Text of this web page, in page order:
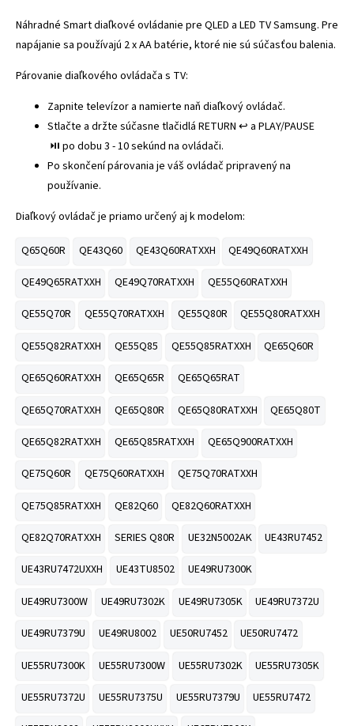
Náhradné Smart diaľkové ovládanie pre QLED a LED TV Samsung. Pre
napájanie sa používajú 2 x AA batérie, ktoré nie sú súčasťou balenia.
Párovanie diaľkového ovládača s TV:
Zapnite televízor a namierte naň diaľkový ovládač.
Stlačte a držte súčasne tlačidlá RETURN ↩️ a PLAY/PAUSE
⏯️ po dobu 3 - 10 sekúnd na ovládači.
Po skončení párovania je váš ovládač pripravený na
používanie.
Diaľkový ovládač je priamo určený aj k modelom:
Q65Q60R QE43Q60 QE43Q60RATXXH QE49Q60RATXXH
QE49Q65RATXXH QE49Q70RATXXH QE55Q60RATXXH
QE55Q70R QE55Q70RATXXH QE55Q80R QE55Q80RATXXH
QE55Q82RATXXH QE55Q85 QE55Q85RATXXH QE65Q60R
QE65Q60RATXXH QE65Q65R QE65Q65RAT
QE65Q70RATXXH QE65Q80R QE65Q80RATXXH QE65Q80T
QE65Q82RATXXH QE65Q85RATXXH QE65Q900RATXXH
QE75Q60R QE75Q60RATXXH QE75Q70RATXXH
QE75Q85RATXXH QE82Q60 QE82Q60RATXXH
QE82Q70RATXXH SERIES Q80R UE32N5002AK UE43RU7452
UE43RU7472UXXH UE43TU8502 UE49RU7300K
UE49RU7300W UE49RU7302K UE49RU7305K UE49RU7372U
UE49RU7379U UE49RU8002 UE50RU7452 UE50RU7472
UE55RU7300K UE55RU7300W UE55RU7302K UE55RU7305K
UE55RU7372U UE55RU7375U UE55RU7379U UE55RU7472